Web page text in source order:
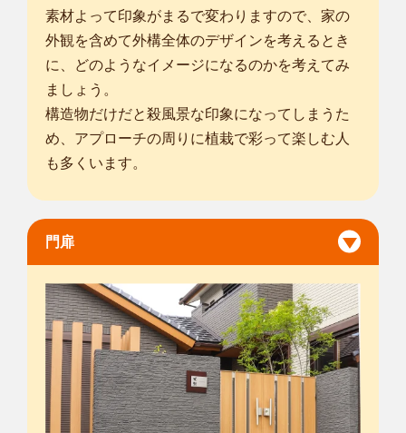
素材よって印象がまるで変わりますので、家の
外観を含めて外構全体のデザインを考えるとき
に、どのようなイメージになるのかを考えてみ
ましょう。
構造物だけだと殺風景な印象になってしまうた
め、アプローチの周りに植栽で彩って楽しむ人
も多くいます。
門扉